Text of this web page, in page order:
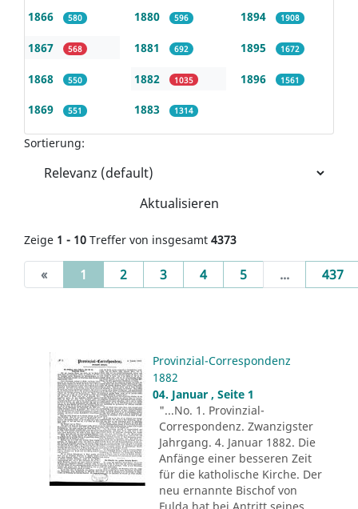
1866 580
1867 568
1868 550
1869 551
1880 596
1881 692
1882 1035
1883 1314
1894 1908
1895 1672
1896 1561
Sortierung:
Aktualisieren
Zeige 1 - 10 Treffer von insgesamt 4373
« 1 (current)
2 3 4 5 ... 437
Provinzial-Correspondenz
1882
04. Januar , Seite 1
"...No. 1. Provinzial-
Correspondenz. Zwanzigster
Jahrgang. 4. Januar 1882. Die
Anfänge einer besseren Zeit
für die katholische Kirche. Der
neu ernannte Bischof von